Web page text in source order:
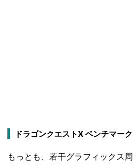
ドラゴンクエストX ベンチマー
もっとも、若干グラフィックス